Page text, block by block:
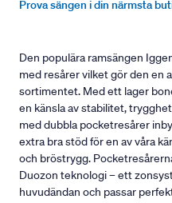
Prova sängen i din närmsta
Den populära ramsängen
med resårer vilket gör den en
sortimentet. Med ett lager
en känsla av stabilitet,
med dubbla pocketresårer
extra bra stöd för en av våra
och bröstrygg.
Duozon teknologi – ett
huvudändan och passar